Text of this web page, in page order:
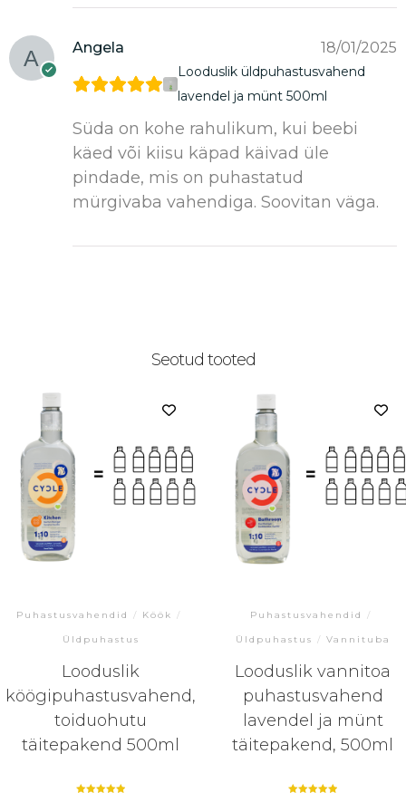
Angela 18/01/2025
Looduslik üldpuhastusvahend
lavendel ja münt 500ml
Süda on kohe rahulikum, kui beebi
käed või kiisu käpad käivad üle
pindade, mis on puhastatud
mürgivaba vahendiga. Soovitan väga.
Seotud tooted
Puhastusvahendid / Köök /
Üldpuhastus
Looduslik
köögipuhastusvahend,
toiduohutu
täitepakend 500ml
Puhastusvahendid /
Üldpuhastus / Vannituba
Looduslik vannitoa
puhastusvahend
lavendel ja münt
täitepakend, 500ml